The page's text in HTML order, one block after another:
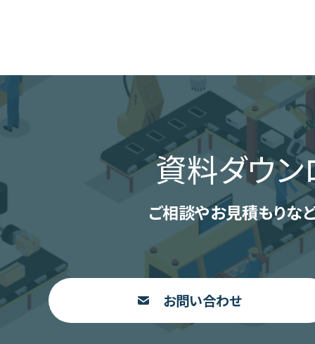
資料ダウン
ご相談やお見積もりなど
お問い合わせ